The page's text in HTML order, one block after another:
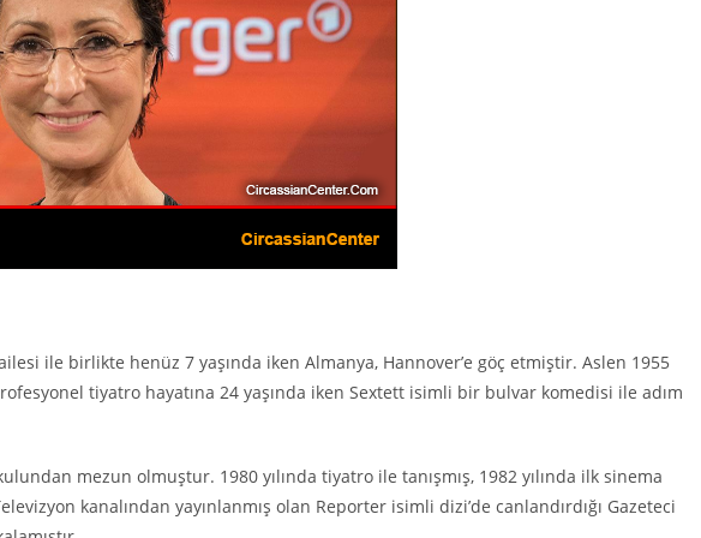
ile birlikte henüz 7 yaşında iken Almanya, Hannover’e göç etmiştir. Aslen 1955
tiyatro hayatına 24 yaşında iken Sextett isimli bir bulvar komedisi ile adım
mezun olmuştur. 1980 yılında tiyatro ile tanışmış, 1982 yılında ilk sinema
kanalından yayınlanmış olan Reporter isimli dizi’de canlandırdığı Gazeteci